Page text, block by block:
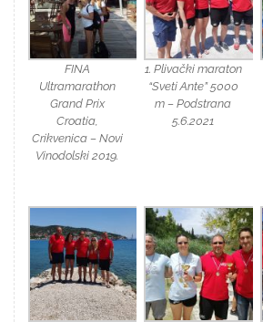
FINA
Ultramarathon
Grand Prix
Croatia,
Crikvenica – Novi
Vinodolski 2019.
1. Plivački maraton
“Sveti Ante” 5000
m – Podstrana
5.6.2021